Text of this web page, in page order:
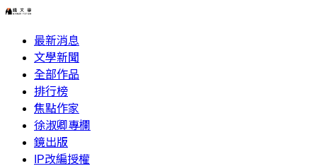
最新消息
文學新聞
全部作品
排行榜
焦點作家
徐淑卿專欄
鏡出版
IP改編授權